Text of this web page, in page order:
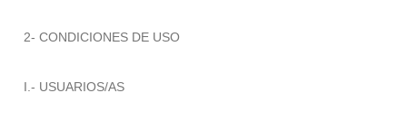
2- CONDICIONES DE USO
I.- USUARIOS/AS